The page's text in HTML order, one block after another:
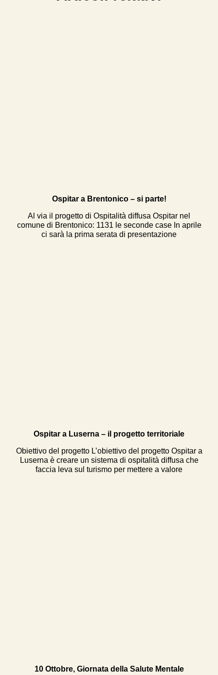
Ospitar a Brentonico – si parte!
Al via il progetto di Ospitalità diffusa Ospitar nel
comune di Brentonico: 1131 le seconde case In aprile
ci sarà la prima serata di presentazione
Ospitar a Luserna – il progetto territoriale
Obiettivo del progetto L’obiettivo del progetto Ospitar a
Luserna è creare un sistema di ospitalità diffusa che
faccia leva sul turismo per mettere a valore
10 Ottobre, Giornata della Salute Mentale